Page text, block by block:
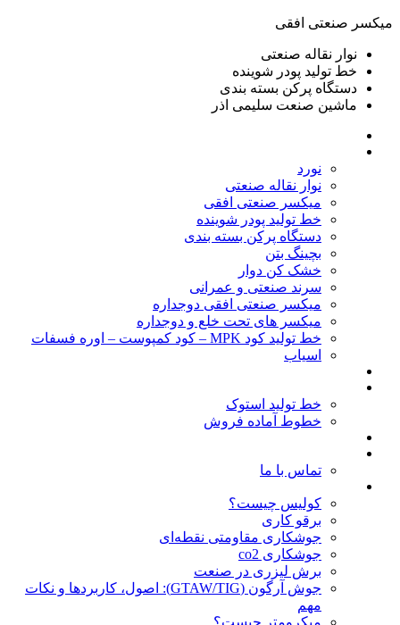
ميكسر صنعتی افقی
نوار نقاله صنعتی
خط تولید پودر شوينده
دستگاه پرکن بسته بندی
ماشين صنعت سليمی اذر
نورد
نوار نقاله صنعتی
ميكسر صنعتی افقی
خط تولید پودر شوينده
دستگاه پرکن بسته بندی
بچينگ بتن
خشک کن دوار
سرند صنعتی و عمرانی
میکسر صنعتی افقی دوجداره
میکسر های تحت خلع و دوجداره
خط تولید کود MPK – کود کمپوست – اوره فسفات
اسیاب
خط تولید استوک
خطوط آماده فروش
تماس با ما
کولیس چیست؟
برقو کاری
جوشکاری مقاومتی نقطه‌ای
جوشکاری co2
برش لیزری در صنعت
جوش آرگون (GTAW/TIG): اصول، کاربردها و نکات
مهم
میکرومتر چیست؟